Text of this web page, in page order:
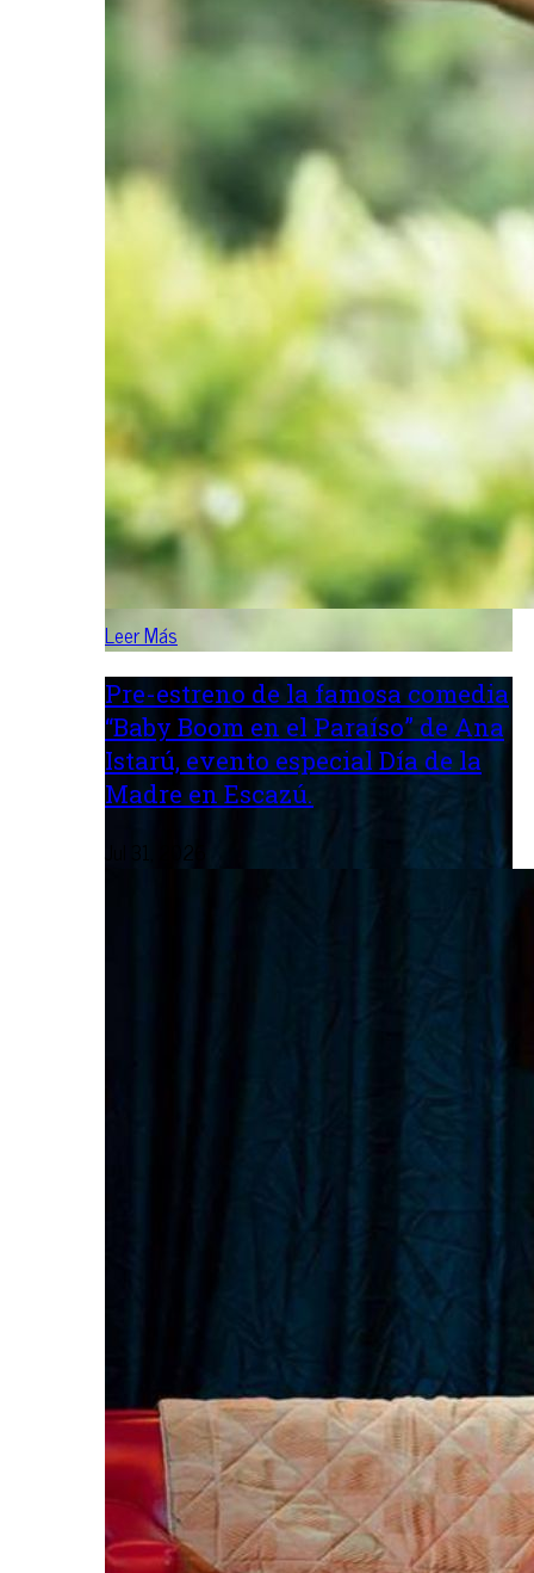
Leer Más
Pre-estreno de la famosa comedia
“Baby Boom en el Paraíso” de Ana
Istarú, evento especial Día de la
Madre en Escazú.
Jul 31, 2026